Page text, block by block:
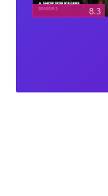
8.3